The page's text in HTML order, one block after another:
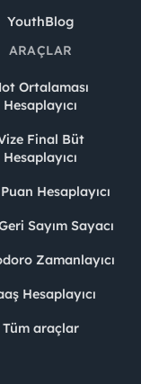
YouthBlog
ARAÇLAR
Ortalaması
Hesaplayıcı
Final Büt
Hesaplayıcı
Hesaplayıcı
Sayım Sayacı
Zamanlayıcı
Hesaplayıcı
Tüm araçlar